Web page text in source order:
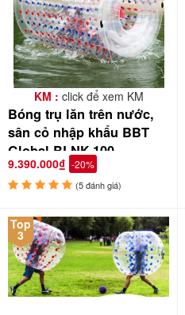
KM : click để xem KM
Bóng trụ lăn trên nước,
sân cỏ nhập khẩu BBT
Global BLNK-100
9.390.000₫ -20%
(5 đánh giá)
Top
3